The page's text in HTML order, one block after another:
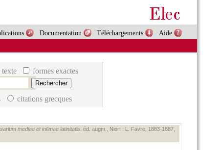
Aide
Téléchargements
Documentation
formes exactes
citations grecques
mediae et infimae latinitatis , éd. augm., Niort : L. Favre, 1883‑1887,